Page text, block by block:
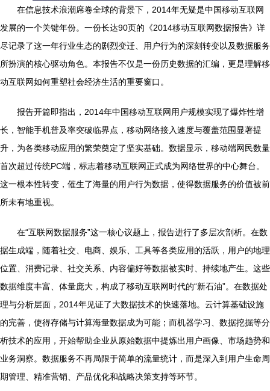
在信息技术浪潮席卷全球的背景下，2014年无疑是中国移动互联网
发展的一个关键年份。一份长达90页的《2014移动互联网数据报告》详
尽记录了这一年行业生态的剧烈变迁、用户行为的深刻转变以及数据服务
所扮演的核心驱动角色。本报告不仅是一份历史数据的汇编，更是理解移
动互联网如何重塑社会经济生活的重要窗口。
报告开篇即指出，2014年中国移动互联网用户规模实现了爆炸性增
长，智能手机普及率突破临界点，移动网络接入速度与覆盖范围显著提
升，为各类移动应用的繁荣奠定了坚实基础。数据显示，移动端网民数量
首次超过传统PC端，标志着移动互联网正式成为网络世界的中心舞台。
这一根本性转变，催生了海量的用户行为数据，使得数据服务的价值被前
所未有地重视。
在“互联网数据服务”这一核心议题上，报告进行了多层次剖析。在数
据生成端，随着社交、电商、娱乐、工具等各类应用的活跃，用户的地理
位置、消费记录、社交关系、内容偏好等数据被实时、持续地产生。这些
数据维度丰富、体量庞大，构成了移动互联网时代的“新石油”。在数据处
理与分析层面，2014年见证了大数据技术的快速落地。云计算基础设施
的完善，使得存储与计算海量数据成为可能；而机器学习、数据挖掘等分
析技术的应用，开始帮助企业从原始数据中提炼出用户画像、市场趋势和
业务洞察。数据服务不再局限于简单的流量统计，而是深入到用户生命周
期管理、精准营销、产品优化和战略决策支持等环节。